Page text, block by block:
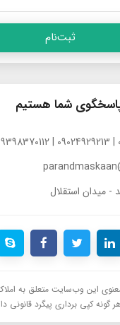
ثبت‌نام
شما هستیم
- میدان استقلال
این وب‌سایت متعلق به
گونه کپی برداری پیگرد قانونی